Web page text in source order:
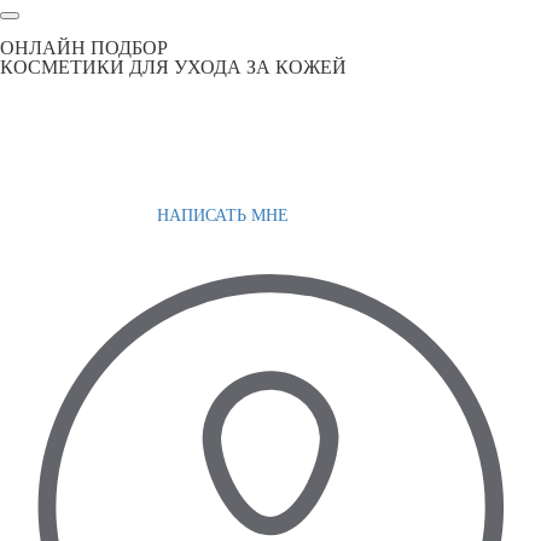
ОНЛАЙН ПОДБОР
КОСМЕТИКИ ДЛЯ УХОДА ЗА КОЖЕЙ
НАПИСАТЬ МНЕ